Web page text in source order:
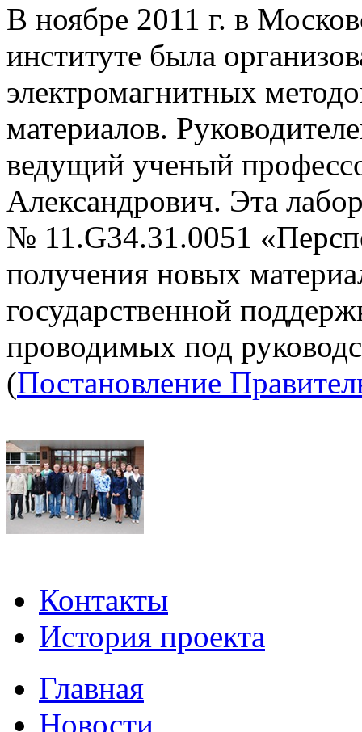
В ноябре 2011 г. в
институте была
электромагнитных
материалов.
ведущий ученый
Александрович. Эта
№ 11.G34.31.0051
получения новых
государственной
проводимых под
(Постановление
Контакты
История проекта
Главная
Новости